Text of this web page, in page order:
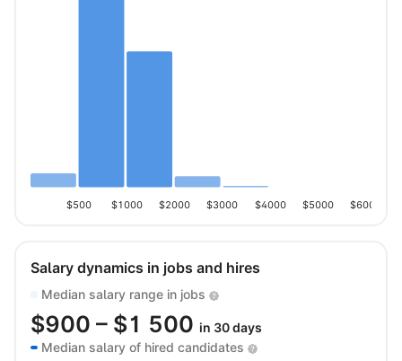
$500 $1000 $2000 $3000 $4000 $5000 $6000
Salary dynamics in jobs and hires
Median salary range in jobs
$900 – $1 500 in 30 days
Median salary of hired candidates